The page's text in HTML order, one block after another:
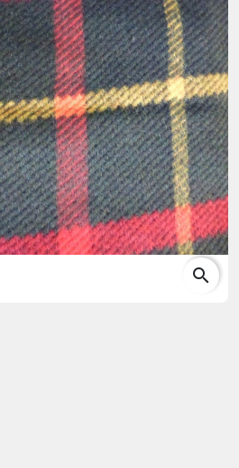
search